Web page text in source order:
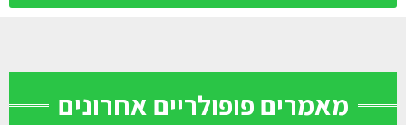
מאמרים פופולריים אחרונים